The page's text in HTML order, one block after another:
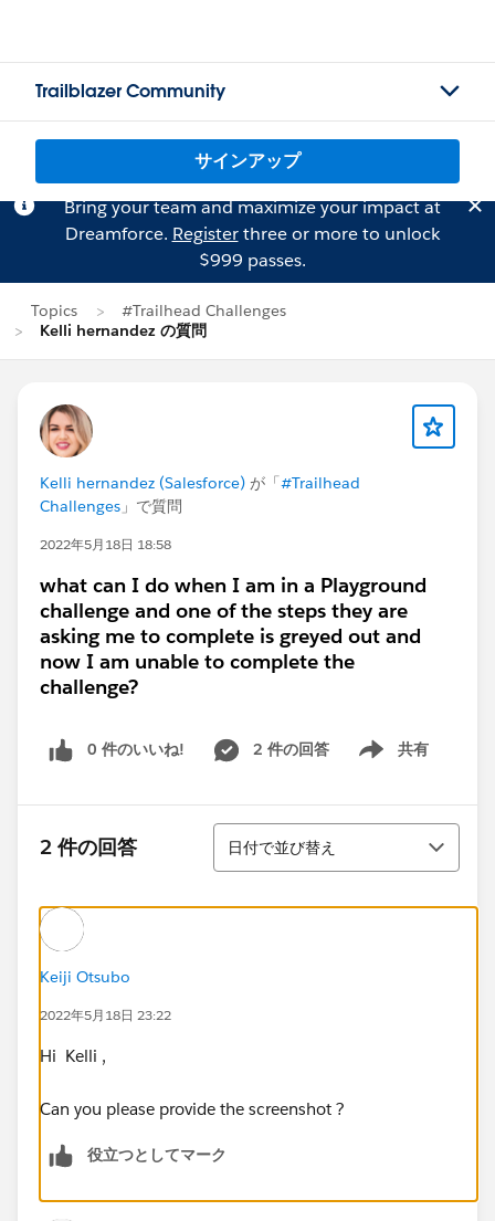
Trailblazer Community
サインアップ
Bring your team and maximize your impact at
Dreamforce. Registerthree or more to unlock
$999 passes.
Topics
#Trailhead Challenges
Kelli hernandez の質問
Kelli hernandez (Salesforce) が「#Trailhead
Challenges 」で質問
2022年5月18日 18:58
what can I do when I am in a Playground
challenge and one of the steps they are
asking me to complete is greyed out and
now I am unable to complete the
challenge?
0 件のいいね! 2 件の回答 共有
Show menu
2 件の回答
並び替え
日付で並び替え
Keiji Otsubo
2022年5月18日 23:22
Hi Kelli ,
Can you please provide the screenshot ?
役立つとしてマーク